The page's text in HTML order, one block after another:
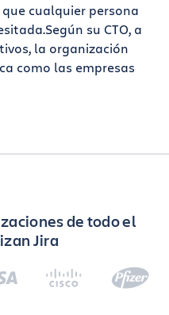
cualquier persona
su CTO, a
la organización
como las empresas
de todo el
Jira